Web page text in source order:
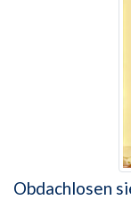
Obdachlosen